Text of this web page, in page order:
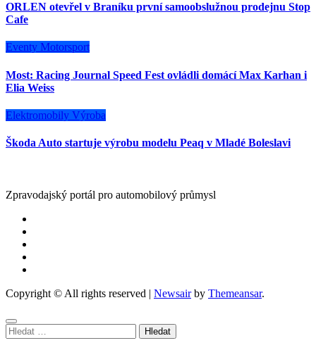
ORLEN otevřel v Braníku první samoobslužnou prodejnu Stop
Cafe
Eventy Motorsport
Most: Racing Journal Speed Fest ovládli domácí Max Karhan i
Elia Weiss
Elektromobily Výroba
Škoda Auto startuje výrobu modelu Peaq v Mladé Boleslavi
Zpravodajský portál pro automobilový průmysl
Copyright © All rights reserved | Newsairby Themeansar.
Vyhledávání